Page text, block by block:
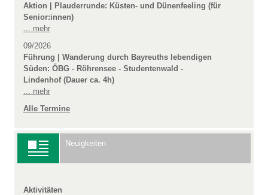
Aktion | Plauderrunde: Küsten- und Dünenfeeling (für
Senior:innen)
... mehr
09/2026
Führung | Wanderung durch Bayreuths lebendigen
Süden: ÖBG - Röhrensee - Studentenwald -
Lindenhof (Dauer ca. 4h)
... mehr
Alle Termine
Neuigkeiten
Aktivitäten